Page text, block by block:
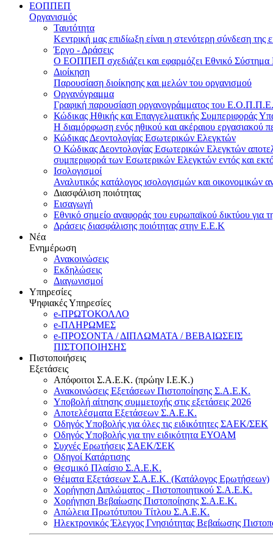
ΕΟΠΠΕΠ
Οργανισμός
Ταυτότητα
Κεντρική μας επιδίωξη είναι η στενότερη σύνδεση της
Έργο - Δράσεις
Ο ΕΟΠΠΕΠ σχεδιάζει και εφαρμόζει Eθνικό Σύστημα
Διοίκηση
Παρουσίαση διοίκησης και μελών του οργανισμού
Οργανόγραμμα
Γραφική παρουσίαση οργανογράμματος του
Κώδικας Ηθικής και Επαγγελματικής Συμπεριφοράς
Η διαμόρφωση ενός ηθικού και ακέραιου εργασιακού
Κώδικας Δεοντολογίας Εσωτερικών Ελεγκτών
Ο Κώδικας Δεοντολογίας Εσωτερικών Ελεγκτών
συμπεριφορά των Εσωτερικών Ελεγκτών εντός και
Ισολογισμοί
Αναλυτικός κατάλογος ισολογισμών και οικονομικών
Διασφάλιση ποιότητας
Εισαγωγή
Εθνικό σημείο αναφοράς του ευρωπαϊκού δικτύου για
Δράσεις διασφάλισης ποιότητας στην Ε.Ε.Κ
Νέα
Ενημέρωση
Ανακοινώσεις
Εκδηλώσεις
Διαγωνισμοί
Υπηρεσίες
Ψηφιακές Υπηρεσίες
e-ΠΡΩΤΟΚΟΛΛΟ
e-ΠΛΗΡΩΜΕΣ
e-ΠΡΟΣΟΝΤΑ / ΔΙΠΛΩΜΑΤΑ / ΒΕΒΑΙΩΣΕΙΣ
ΠΙΣΤΟΠΟΙΗΣΗΣ
Πιστοποιήσεις
Εξετάσεις
Απόφοιτοι Σ.Α.Ε.Κ. (πρώην Ι.Ε.Κ.)
Ανακοινώσεις Εξετάσεων Πιστοποίησης Σ.Α.Ε.Κ.
Υποβολή αίτησης συμμετοχής στις εξετάσεις 2026
Αποτελέσματα Εξετάσεων Σ.Α.Ε.Κ.
Οδηγός Υποβολής για όλες τις ειδικότητες ΣΑΕΚ/ΣΕΚ
Οδηγός Υποβολής για την ειδικότητα ΕΥΟΑΜ
Συχνές Ερωτήσεις ΣΑΕΚ/ΣΕΚ
Οδηγοί Κατάρτισης
Θεσμικό Πλαίσιο Σ.Α.Ε.Κ.
Θέματα Εξετάσεων Σ.Α.Ε.Κ. (Κατάλογος Ερωτήσεων)
Χορήγηση Διπλώματος - Πιστοποιητικού Σ.Α.Ε.Κ.
Χορήγηση Βεβαίωσης Πιστοποίησης Σ.Α.Ε.Κ.
Απώλεια Πρωτότυπου Τίτλου Σ.Α.Ε.Κ.
Ηλεκτρονικός Έλεγχος Γνησιότητας Βεβαίωσης